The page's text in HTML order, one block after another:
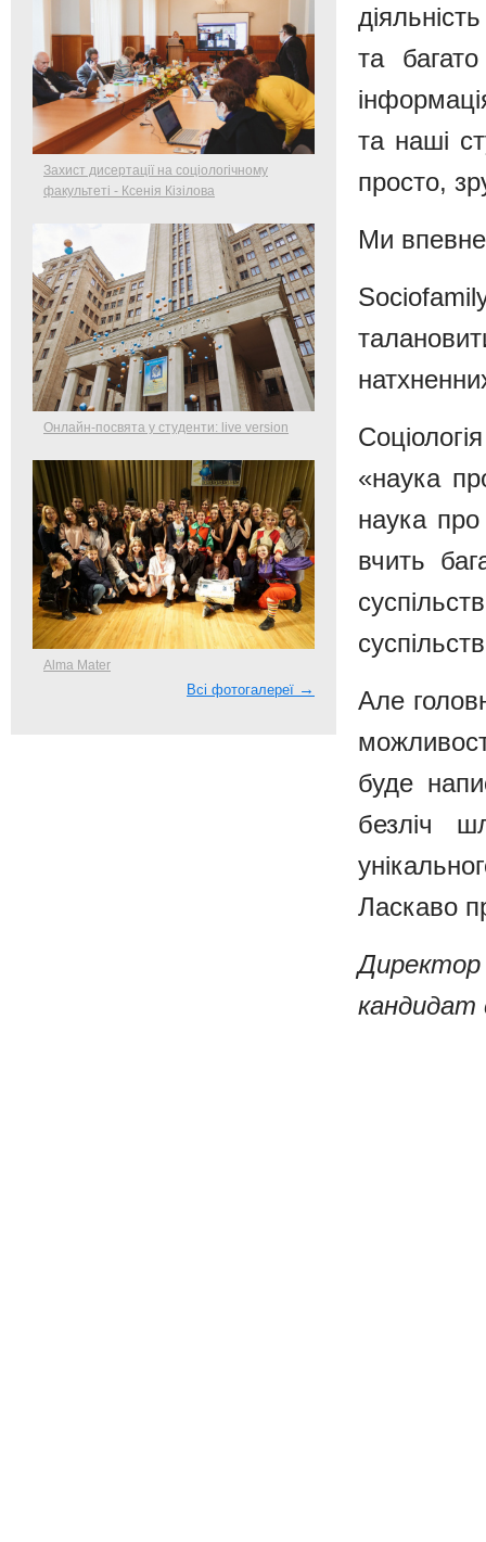
та
та наші
просто,
Ми
«наука
наука
вчить
Але
буде
безліч
Ласкаво
Директор
кандидат
Захист дисертації на соціологічному
факультеті - Ксенія Кізілова
Онлайн-посвята у студенти: live version
Alma Mater
Всі фотогалереї →